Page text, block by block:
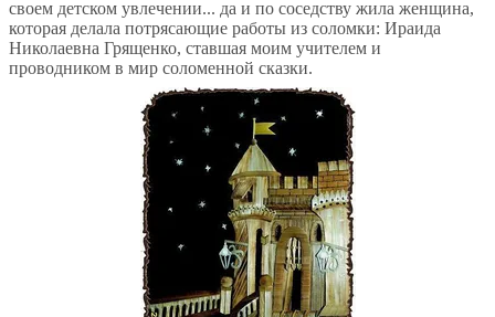
своем детском увлечении... да и по соседству жила женщина,
которая делала потрясающие работы из соломки: Ираида
Николаевна Грященко, ставшая моим учителем и
проводником в мир соломенной сказки.